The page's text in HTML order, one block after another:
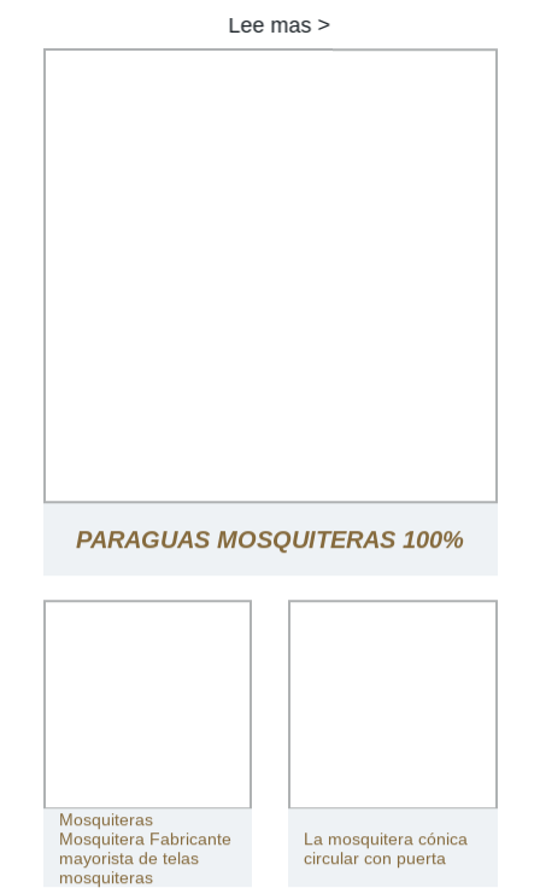
Lee mas >
PARAGUAS MOSQUITERAS 100%
Mosquiteras
Mosquitera Fabricante
mayorista de telas
mosquiteras
La mosquitera cónica
circular con puerta